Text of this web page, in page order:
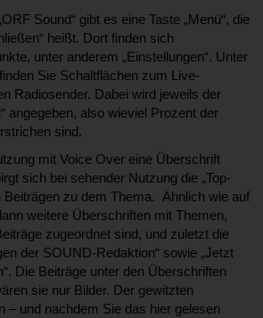
Sound“ gibt es eine Taste „Menü“, die
heißt. Dort finden sich
unter anderem „Einstellungen“. Unter
Sie Schaltflächen zum Live-
Radiosender. Dabei wird jeweils der
angegeben, also wieviel Prozent der
sind.
mit Voice Over eine Überschrift
sich bei sehender Nutzung die „Top-
Beiträgen zu dem Thema. Ähnlich wie auf
weitere Überschriften mit Themen,
zugeordnet sind, und zuletzt die
der SOUND-Redaktion“ sowie „Jetzt
Die Beiträge unter den Überschriften
sie nur Bilder. Der gewitzten
– und nachdem Sie das hier gelesen